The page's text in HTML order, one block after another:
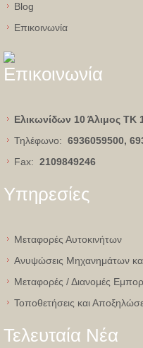
Blog
Eπικοινωνία
Επικοινωνία
Ελικωνίδων 10 Άλιμος ΤΚ
Τηλέφωνο: 6936059500,
Fax: 2109849246
Υπηρεσίες
Μεταφορές Αυτοκινήτων
Ανυψώσεις Μηχανημάτων
Μεταφορές / Διανομές
Τοποθετήσεις και
Τελευταία Νέα